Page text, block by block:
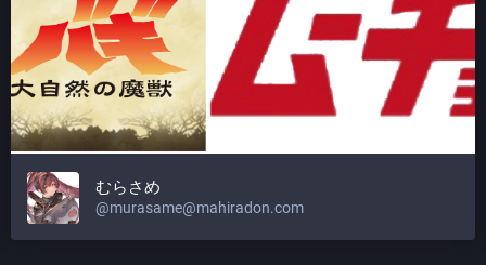
むらさめ
@murasame@mahiradon.com